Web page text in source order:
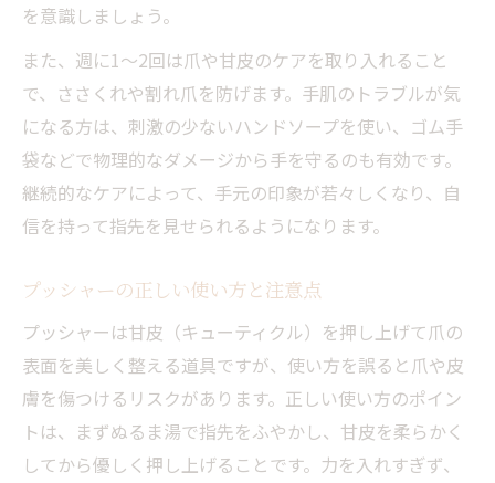
を意識しましょう。
また、週に1〜2回は爪や甘皮のケアを取り入れること
で、ささくれや割れ爪を防げます。手肌のトラブルが気
になる方は、刺激の少ないハンドソープを使い、ゴム手
袋などで物理的なダメージから手を守るのも有効です。
継続的なケアによって、手元の印象が若々しくなり、自
信を持って指先を見せられるようになります。
プッシャーの正しい使い方と注意点
プッシャーは甘皮（キューティクル）を押し上げて爪の
表面を美しく整える道具ですが、使い方を誤ると爪や皮
膚を傷つけるリスクがあります。正しい使い方のポイン
トは、まずぬるま湯で指先をふやかし、甘皮を柔らかく
してから優しく押し上げることです。力を入れすぎず、